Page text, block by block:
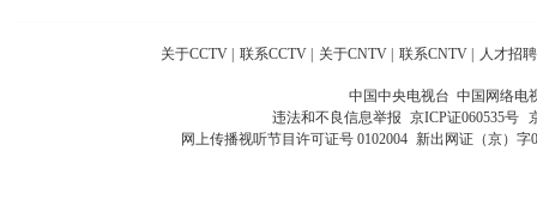
关于CCTV 联系CCTV 关于CNTV 联系CNTV 人才招聘
中国中央电视台 中国网络电
违法和不良信息举报 京ICP证060535号
网上传播视听节目许可证号 0102004 新出网证（京）